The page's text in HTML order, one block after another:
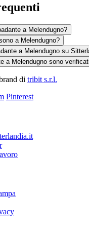
a Melendugno?
a Melendugno?
a Melendugno su
a Melendugno sono
di tribit s.r.l.
Pinterest